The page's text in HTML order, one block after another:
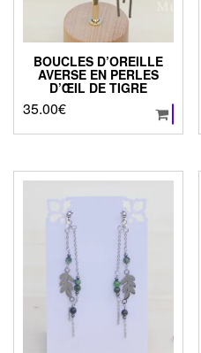
BOUCLES D’OREILLE
AVERSE EN PERLES
D’ŒIL DE TIGRE
35.00€